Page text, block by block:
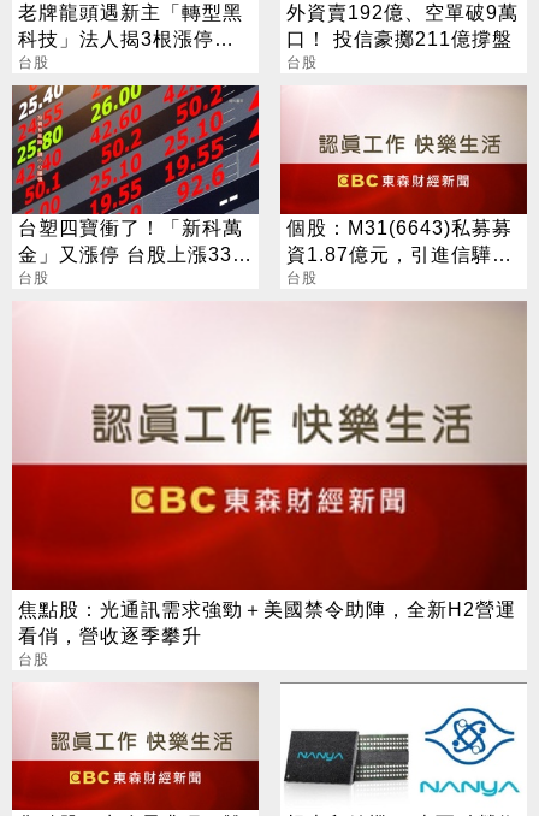
老牌龍頭遇新主「轉型黑
科技」法人揭3根漲停背
後秘辛
台股
外資賣192億、空單破9萬
口！ 投信豪擲211億撐盤
台股
台塑四寶衝了！「新科萬
金」又漲停 台股上漲330
點
台股
個股：M31(6643)私募募
資1.87億元，引進信驊為
策略性投資人
台股
焦點股：光通訊需求強勁＋美國禁令助陣，全新H2營運
看俏，營收逐季攀升
台股